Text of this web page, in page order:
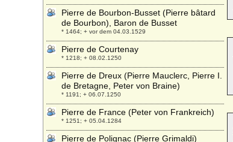
Pierre de Bourbon-Busset (Pierre bâtard
de Bourbon), Baron de Busset
* 1464; + vor dem 04.03.1529
Pierre de Courtenay
* 1218; + 08.02.1250
Pierre de Dreux (Pierre Mauclerc, Pierre I.
de Bretagne, Peter von Braine)
* 1191; + 06.07.1250
Pierre de France (Peter von Frankreich)
* 1251; + 05.04.1284
Pierre de Polignac (Pierre Grimaldi)